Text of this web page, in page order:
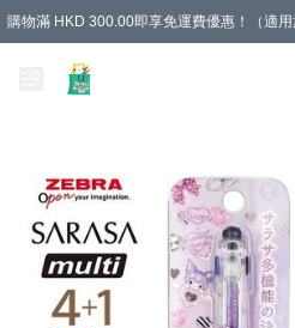
購物滿 HKD 300.00即享免運費優惠！（適